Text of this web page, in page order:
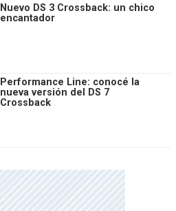
Nuevo DS 3 Crossback: un chico
encantador
Performance Line: conocé la
nueva versión del DS 7
Crossback